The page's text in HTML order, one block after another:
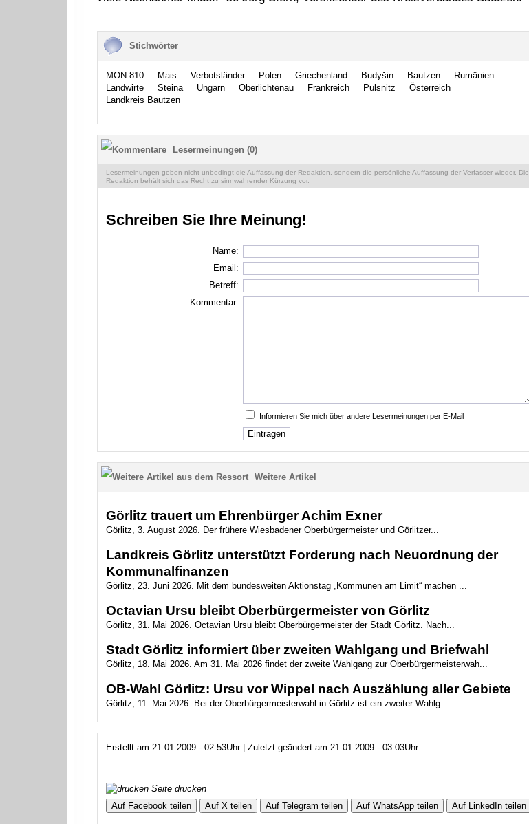
Stichwörter
MON 810 Mais Verbotsländer Polen Griechenland Budyšin Bautzen
Rumänien
Landwirte
Steina Ungarn Oberlichtenau Frankreich Pulsnitz
Österreich
Landkreis Bautzen
Lesermeinungen (0)
Lesermeinungen geben nicht unbedingt die Auffassung der Redaktion, sondern die persönliche Auffassung der Verfasser wieder. Die
Redaktion behält sich das Recht zu sinnwahrender Kürzung vor.
Schreiben Sie Ihre Meinung!
Name:
Email:
Betreff:
Kommentar:
Informieren Sie mich über andere Lesermeinungen per E-Mail
Weitere Artikel
Görlitz trauert um Ehrenbürger Achim Exner
Görlitz, 3. August 2026. Der frühere Wiesbadener Oberbürgermeister und Görlitzer...
Landkreis Görlitz unterstützt Forderung nach Neuordnung der
Kommunalfinanzen
Görlitz, 23. Juni 2026. Mit dem bundesweiten Aktionstag „Kommunen am Limit“ machen ...
Octavian Ursu bleibt Oberbürgermeister von Görlitz
Görlitz, 31. Mai 2026. Octavian Ursu bleibt Oberbürgermeister der Stadt Görlitz. Nach...
Stadt Görlitz informiert über zweiten Wahlgang und Briefwahl
Görlitz, 18. Mai 2026. Am 31. Mai 2026 findet der zweite Wahlgang zur Oberbürgermeisterwah...
OB-Wahl Görlitz: Ursu vor Wippel nach Auszählung aller Gebiete
Görlitz, 11. Mai 2026. Bei der Oberbürgermeisterwahl in Görlitz ist ein zweiter Wahlg...
Erstellt am 21.01.2009 - 02:53Uhr | Zuletzt geändert am 21.01.2009 - 03:03Uhr
Seite drucken
Auf Facebook teilen
Auf X teilen Auf Telegram teilen Auf WhatsApp teilen Auf LinkedIn teilen